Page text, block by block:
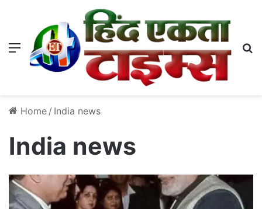
Menu
Home / India news
India news